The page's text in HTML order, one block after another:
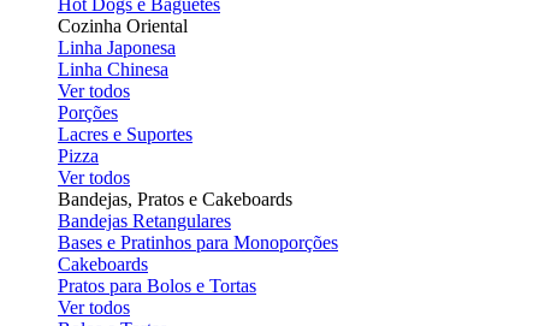
Hot Dogs e Baguetes
Cozinha Oriental
Linha Japonesa
Linha Chinesa
Ver todos
Porções
Lacres e Suportes
Pizza
Ver todos
Bandejas, Pratos e Cakeboards
Bandejas Retangulares
Bases e Pratinhos para Monoporções
Cakeboards
Pratos para Bolos e Tortas
Ver todos